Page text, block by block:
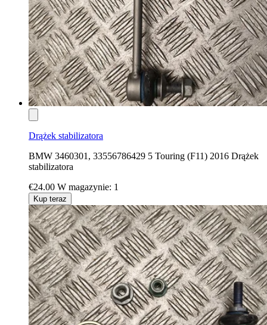
Drążek stabilizatora
BMW 3460301, 33556786429 5 Touring (F11) 2016 Drążek
stabilizatora
€24.00 W magazynie: 1
Kup teraz